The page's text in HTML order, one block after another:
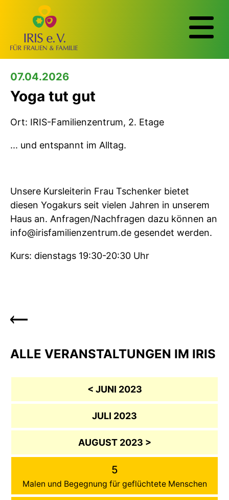
07.04.2026
Yoga tut gut
Ort: IRIS-Familienzentrum, 2. Etage
... und entspannt im Alltag.
Unsere Kursleiterin Frau Tschenker bietet
diesen Yogakurs seit vielen Jahren in unserem
Haus an. Anfragen/Nachfragen dazu können an
info@irisfamilienzentrum.de gesendet werden.
Kurs: dienstags 19:30-20:30 Uhr
ALLE VERANSTALTUNGEN IM IRIS
< JUNI 2023
JULI 2023
AUGUST 2023 >
5
Malen und Begegnung für geflüchtete Menschen